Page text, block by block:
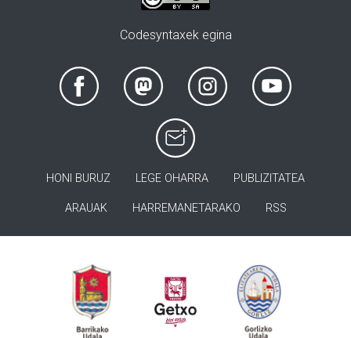
Codesyntaxek egina
HONI BURUZ LEGE OHARRA PUBLIZITATEA
ARAUAK HARREMANETARAKO RSS